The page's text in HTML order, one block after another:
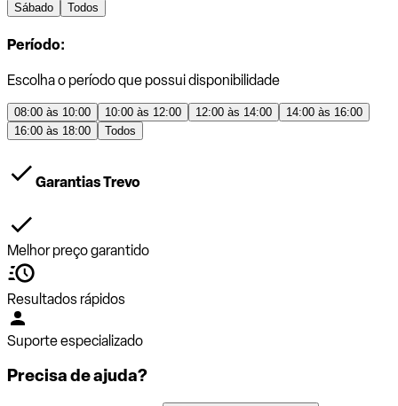
Sábado
Todos
Período:
Escolha o período que possui disponibilidade
08:00 às 10:00 10:00 às 12:00 12:00 às 14:00
14:00 às 16:00
16:00 às 18:00
Todos
Garantias Trevo
Melhor preço garantido
Resultados rápidos
Suporte especializado
Precisa de ajuda?